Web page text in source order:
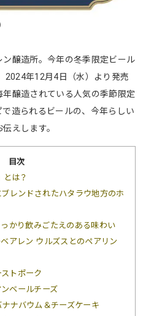
醸造所。今年の冬季限定ビール
2024年12月4日（水）より発売
醸造されている人気の季節限定
造られるビールの、今年らしい
えします。
目次
とは？
レンドされたハタラウ地方のホ
かり飲みごたえのある味わい
アレン ウルズスとのペアリン
トポーク
ベールチーズ
ナバウム＆チーズケーキ